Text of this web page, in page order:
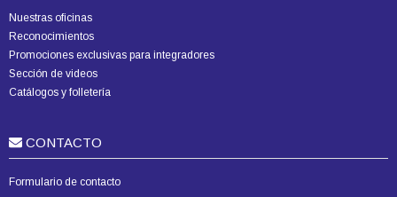
Nuestras oficinas
Reconocimientos
Promociones exclusivas para integradores
Sección de videos
Catálogos y folletería
CONTACTO
Formulario de contacto